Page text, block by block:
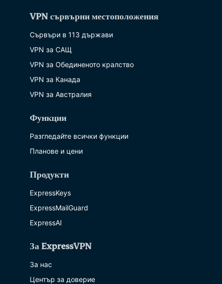
VPN сървърни местоположения
Сървъри в 113 държави
VPN за САЩ
VPN за Обединеното кралство
VPN за Канада
VPN за Австралия
Функции
Разгледайте всички функции
Планове и цени
Продукти
ExpressKeys
ExpressMailGuard
ExpressAI
За ExpressVPN
За нас
Център за доверие